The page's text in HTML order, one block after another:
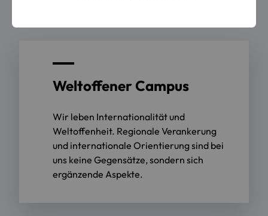
Regensburg?
Weltoffener Campus
Wir leben Internationalität und
Weltoffenheit. Regionale Verankerung
und internationale Orientierung sind bei
uns keine Gegensätze, sondern sich
ergänzende Aspekte.